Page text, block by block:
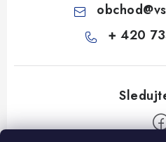
obchod@
+ 420